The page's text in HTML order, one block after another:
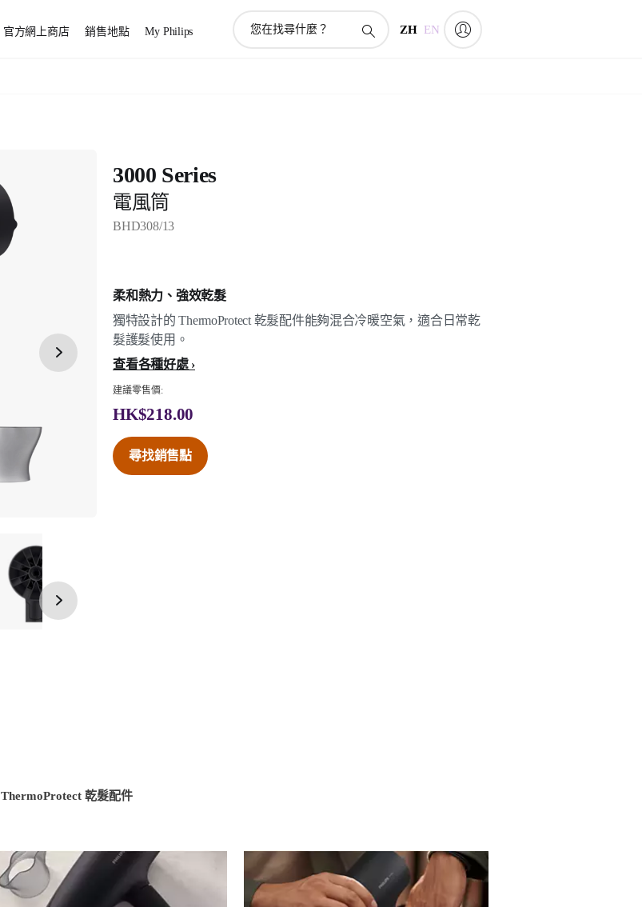
官方網上商店 銷售地點 My Philips ZH EN
3000 Series
電風筒
BHD308/13
柔和熱力、強效乾髮
獨特設計的 ThermoProtect 乾髮配件能夠混合冷暖空氣，適合日常乾
髮護髮使用。
查看各種好處
建議零售價:
HK$218.00
尋找銷售點
ThermoProtect 乾髮配件